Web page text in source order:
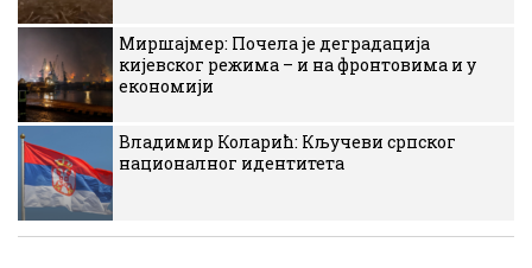
Миршајмер: Почела је деградација
кијевског режима – и на фронтовима и у
економији
Владимир Коларић: Кључеви српског
националног идентитета